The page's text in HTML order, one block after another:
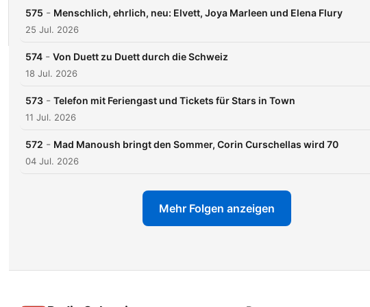
Künstlerinnen und
575 - Menschlich, ehrlich, neu: Elvett, Joya Marleen und Elena Flury
25 Jul. 2026
574 - Von Duett zu Duett durch die Schweiz
18 Jul. 2026
573 - Telefon mit Feriengast und Tickets für Stars in Town
11 Jul. 2026
572 - Mad Manoush bringt den Sommer, Corin Curschellas wird 70
04 Jul. 2026
Mehr Folgen anzeigen